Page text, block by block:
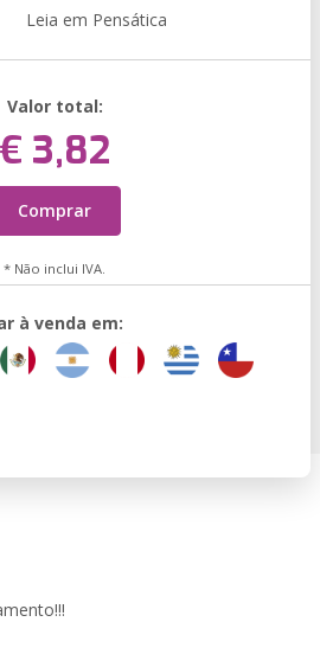
Leia em Pensática
Valor total:
€ 3,82
Comprar
* Não inclui IVA.
à venda em: